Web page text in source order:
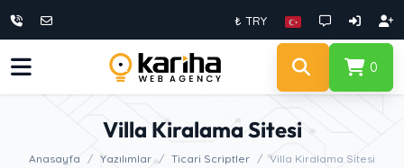
₺ TRY
0
Villa Kiralama Sitesi
Anasayfa Yazılımlar Ticari Scriptler Villa Kiralama Sitesi